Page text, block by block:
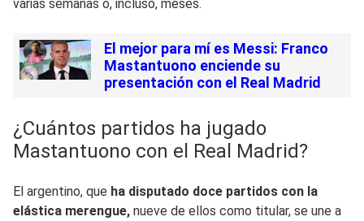
varias semanas o, incluso, meses.
El mejor para mí es Messi: Franco
Mastantuono enciende su
presentación con el Real Madrid
¿Cuántos partidos ha jugado
Mastantuono con el Real Madrid?
El argentino, que ha disputado doce partidos con la
elástica merengue, nueve de ellos como titular, se une a